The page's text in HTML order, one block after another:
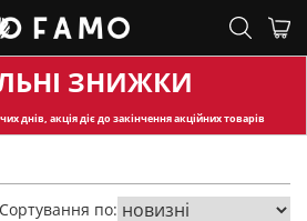
ЗНИЖКИ
днів, акція діє до закінчення акційних товарів
Сортування по: